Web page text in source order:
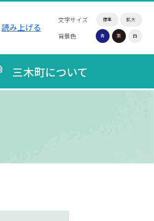
文字サイズ 標準 拡大
背景色 青 黒 白
読み上げる
三木町について